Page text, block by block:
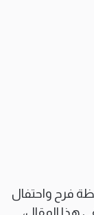
فرح واحتفال
هذا المقال،